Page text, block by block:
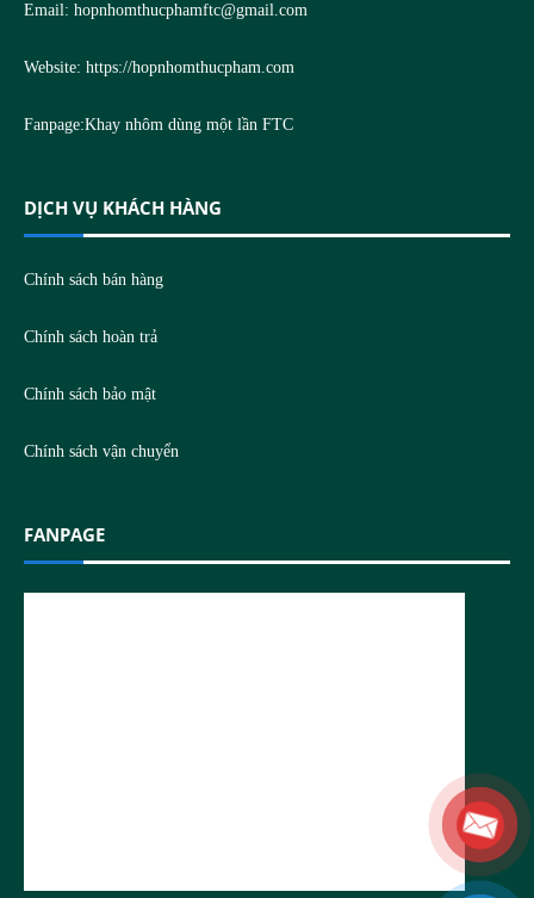
Email: hopnhomthucphamftc@gmail.com
Website: https://hopnhomthucpham.com
Fanpage:Khay nhôm dùng một lần FTC
DỊCH VỤ KHÁCH HÀNG
Chính sách bán hàng
Chính sách hoàn trả
Chính sách bảo mật
Chính sách vận chuyển
FANPAGE